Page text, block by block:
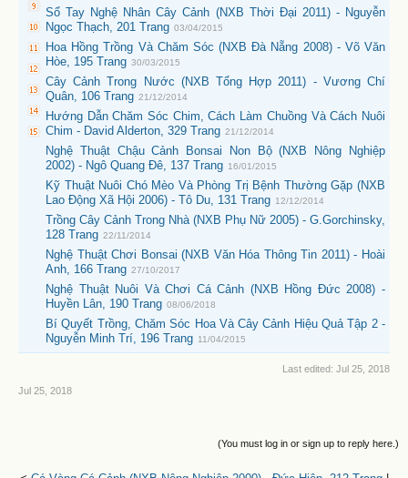
Sổ Tay Nghệ Nhân Cây Cảnh (NXB Thời Đại 2011) - Nguyễn
Ngọc Thạch, 201 Trang 03/04/2015
Hoa Hồng Trồng Và Chăm Sóc (NXB Đà Nẵng 2008) - Võ Văn
Hòe, 195 Trang 30/03/2015
Cây Cảnh Trong Nước (NXB Tổng Hợp 2011) - Vương Chí
Quân, 106 Trang 21/12/2014
Hướng Dẫn Chăm Sóc Chim, Cách Làm Chuồng Và Cách Nuôi
Chim - David Alderton, 329 Trang 21/12/2014
Nghệ Thuật Chậu Cảnh Bonsai Non Bộ (NXB Nông Nghiệp
2002) - Ngô Quang Đê, 137 Trang 16/01/2015
Kỹ Thuật Nuôi Chó Mèo Và Phòng Trị Bệnh Thường Gặp (NXB
Lao Động Xã Hội 2006) - Tô Du, 131 Trang 12/12/2014
Trồng Cây Cảnh Trong Nhà (NXB Phụ Nữ 2005) - G.Gorchinsky,
128 Trang 22/11/2014
Nghệ Thuật Chơi Bonsai (NXB Văn Hóa Thông Tin 2011) - Hoài
Anh, 166 Trang 27/10/2017
Nghệ Thuật Nuôi Và Chơi Cá Cảnh (NXB Hồng Đức 2008) -
Huyền Lân, 190 Trang 08/06/2018
Bí Quyết Trồng, Chăm Sóc Hoa Và Cây Cảnh Hiệu Quả Tập 2 -
Nguyễn Minh Trí, 196 Trang 11/04/2015
Last edited: Jul 25, 2018
Jul 25, 2018
(You must log in or sign up to reply here.)